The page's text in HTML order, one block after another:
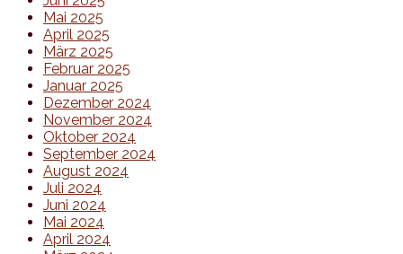
Mai 2025
April 2025
März 2025
Februar 2025
Januar 2025
Dezember 2024
November 2024
Oktober 2024
September 2024
August 2024
Juli 2024
Juni 2024
Mai 2024
April 2024